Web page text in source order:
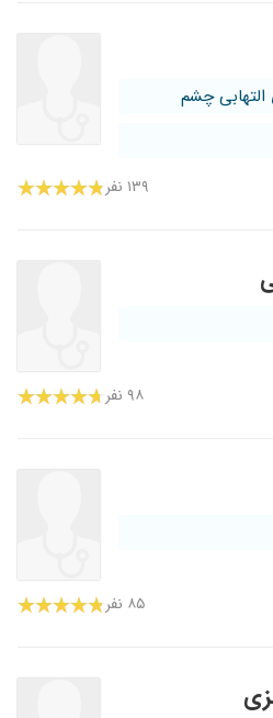
چشم
۱۳۹ نفر
۹۸ نفر
۸۵ نفر